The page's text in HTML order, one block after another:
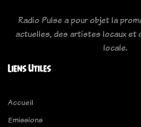
Radio Pulse a pour objet la
actuelles, des artistes locaux et
locale.
Liens Utiles
Accueil
Emissions